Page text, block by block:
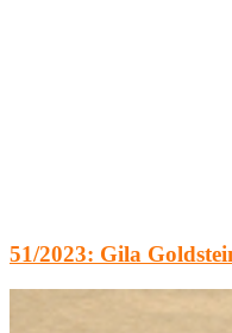
51/2023: Gila